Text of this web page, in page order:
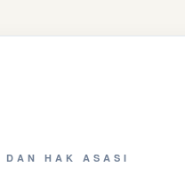
DAN HAK ASASI